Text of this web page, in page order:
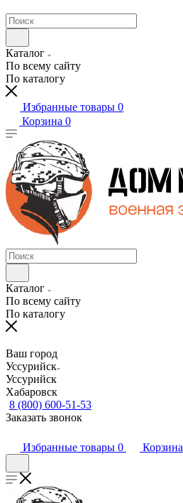
Каталог
По всему сайту
По каталогу
Избранные товары 0
Корзина 0
Каталог
По всему сайту
По каталогу
Ваш город
Уссурийск
Уссурийск
Хабаровск
8 (800) 600-51-53
Заказать звонок
Избранные товары 0 Корзина